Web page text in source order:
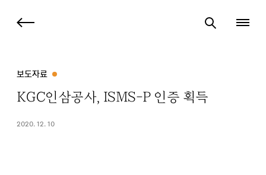
보도자료
KGC인삼공사, ISMS-P 인증 획득
2020. 12. 10